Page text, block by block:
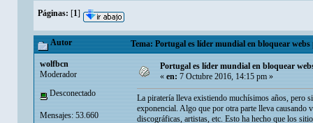
Páginas: [1]
Autor Tema: Portugal es líder mundial en bloquear
wolfbcn
Moderador
Desconectado
Mensajes: 53.660
Portugal es líder mundial en bloquear
«en:7 Octubre 2016, 14:15 pm »
La piratería lleva existiendo muchísimos años, pero
exponencial. Algo que por otra parte lleva causando
discográficas, artistas, etc. Esto ha hecho que los